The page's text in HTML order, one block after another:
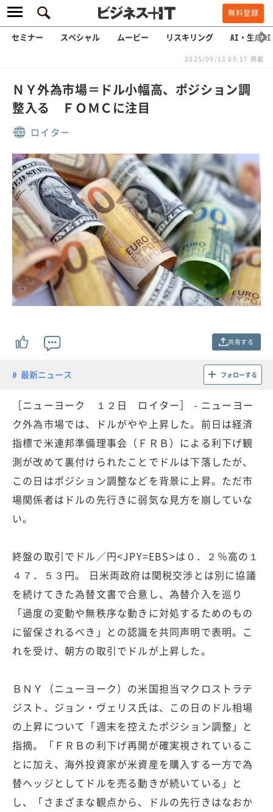
無料登録
セミナー スペシャル ムービー リスキリング AI・生成AI
2025/09/13 09:17 掲載
ＮＹ外為市場＝ドル小幅高、ポジション調
整入る ＦＯＭＣに注目
ロイター
共有する
最新ニュース フォローする
［ニューヨーク １２日 ロイター］ - ニューヨー
ク外為市場では、ドルがやや上昇した。前日は経済
指標で米連邦準備理事会（ＦＲＢ）による利下げ観
測が改めて裏付けられたことでドルは下落したが、
この日はポジション調整などを背景に上昇。ただ市
場関係者はドルの先行きに弱気な見方を崩していな
い。
終盤の取引でドル／円<JPY=EBS>は０．２％高の１
４７．５３円。 日米両政府は関税交渉とは別に協議
を続けてきた為替文書で合意し、為替介入を巡り
「過度の変動や無秩序な動きに対処するためのもの
に留保されるべき」との認識を共同声明で表明。こ
れを受け、朝方の取引でドルが上昇した。
ＢＮＹ（ニューヨーク）の米国担当マクロストラテ
ジスト、ジョン・ヴェリス氏は、この日のドル相場
の上昇について「週末を控えたポジション調整」と
指摘。「ＦＲＢの利下げ再開が確実視されているこ
とに加え、海外投資家が米資産を購入する一方で為
替ヘッジとしてドルを売る動きが続いている」と
し、「さまざまな観点から、ドルの先行きはなおか